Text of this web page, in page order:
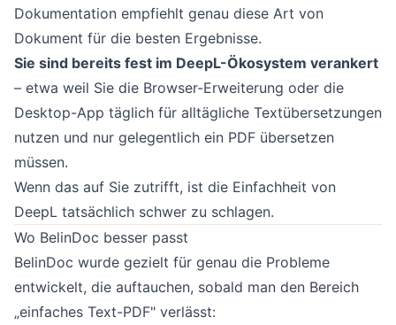
Dokumentation empfiehlt genau diese Art von
Dokument für die besten Ergebnisse.
Sie sind bereits fest im DeepL-Ökosystem verankert
– etwa weil Sie die Browser-Erweiterung oder die
Desktop-App täglich für alltägliche Textübersetzungen
nutzen und nur gelegentlich ein PDF übersetzen
müssen.
Wenn das auf Sie zutrifft, ist die Einfachheit von
DeepL tatsächlich schwer zu schlagen.
Wo BelinDoc besser passt
BelinDoc wurde gezielt für genau die Probleme
entwickelt, die auftauchen, sobald man den Bereich
„einfaches Text-PDF" verlässt: